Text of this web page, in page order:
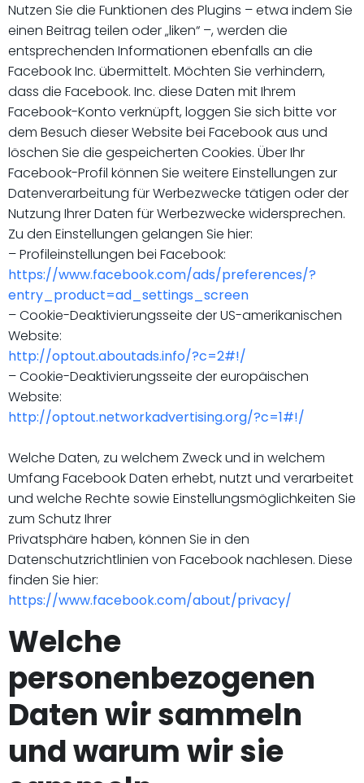
Nutzen Sie die Funktionen des Plugins – etwa indem Sie
einen Beitrag teilen oder „liken“ –, werden die
entsprechenden Informationen ebenfalls an die
Facebook Inc. übermittelt. Möchten Sie verhindern,
dass die Facebook. Inc. diese Daten mit Ihrem
Facebook-Konto verknüpft, loggen Sie sich bitte vor
dem Besuch dieser Website bei Facebook aus und
löschen Sie die gespeicherten Cookies. Über Ihr
Facebook-Profil können Sie weitere Einstellungen zur
Datenverarbeitung für Werbezwecke tätigen oder der
Nutzung Ihrer Daten für Werbezwecke widersprechen.
Zu den Einstellungen gelangen Sie hier:
– Profileinstellungen bei Facebook:
https://www.facebook.com/ads/preferences/?
entry_product=ad_settings_screen
– Cookie-Deaktivierungsseite der US-amerikanischen
Website:
http://optout.aboutads.info/?c=2#!/
– Cookie-Deaktivierungsseite der europäischen
Website:
http://optout.networkadvertising.org/?c=1#!/
Welche Daten, zu welchem Zweck und in welchem
Umfang Facebook Daten erhebt, nutzt und verarbeitet
und welche Rechte sowie Einstellungsmöglichkeiten Sie
zum Schutz Ihrer
Privatsphäre haben, können Sie in den
Datenschutzrichtlinien von Facebook nachlesen. Diese
finden Sie hier:
https://www.facebook.com/about/privacy/
Welche
personenbezogenen
Daten wir sammeln
und warum wir sie